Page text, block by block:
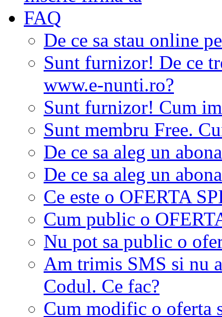
FAQ
De ce sa stau online
Sunt furnizor! De ce
www.e-nunti.ro?
Sunt furnizor! Cum
Sunt membru Free.
De ce sa aleg un
De ce sa aleg un
Ce este o OFERTA
Cum public o
Nu pot sa public o
Am trimis SMS si nu
Codul. Ce fac?
Cum modific o oferta